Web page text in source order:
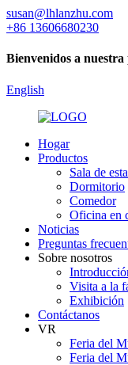
susan@lhlanzhu.com
+86 13606680230
Bienvenidos a nuestra
English
Hogar
Productos
Sala de
Dormitorio
Comedor
Oficina en
Noticias
Preguntas
Sobre nosotros
Visita a la
Exhibición
Contáctanos
VR
Feria del
Feria del